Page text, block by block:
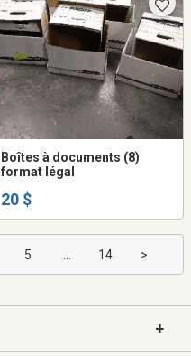
Boîtes à documents (8)
format légal
20 $
5 14 >
+